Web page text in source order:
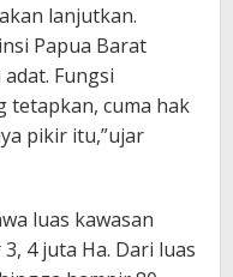
lanjutkan.
Papua Barat
Fungsi
tetapkan, cuma hak
pikir itu,”ujar
luas kawasan
4 juta Ha. Dari luas